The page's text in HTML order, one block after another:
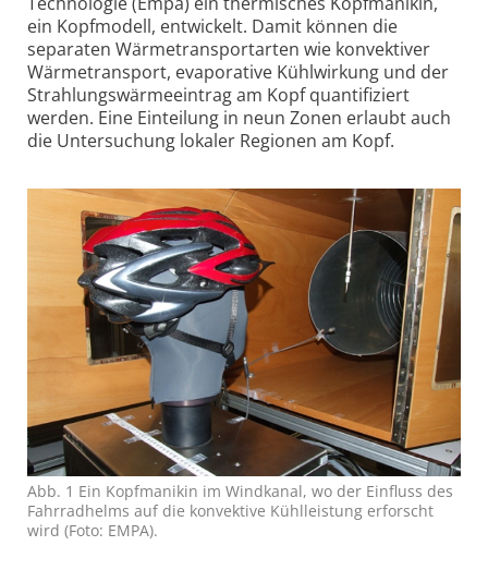
ein Kopfmodell, entwickelt. Damit können die
separaten Wärmetransportarten wie konvektiver
Wärmetransport, evaporative Kühlwirkung und der
Strahlungswärmeeintrag am Kopf quantifiziert
werden. Eine Einteilung in neun Zonen erlaubt auch
die Untersuchung lokaler Regionen am Kopf.
Abb. 1 Ein Kopfmanikin im Windkanal, wo der Einfluss des
Fahrradhelms auf die konvektive Kühlleistung erforscht
wird (Foto: EMPA).